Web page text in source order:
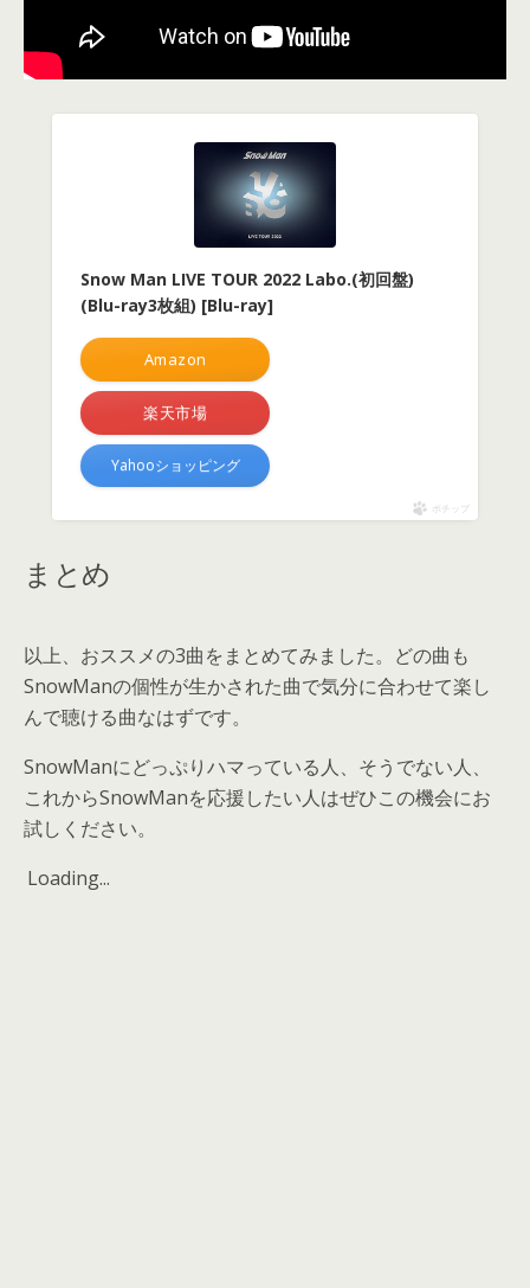
Snow Man LIVE TOUR 2022 Labo.(初回盤)
(Blu-ray3枚組) [Blu-ray]
Amazon
楽天市場
Yahooショッピング
ポチップ
まとめ
以上、おススメの3曲をまとめてみました。どの曲も
SnowManの個性が生かされた曲で気分に合わせて楽し
んで聴ける曲なはずです。
SnowManにどっぷりハマっている人、そうでない人、
これからSnowManを応援したい人はぜひこの機会にお
試しください。
Loading...